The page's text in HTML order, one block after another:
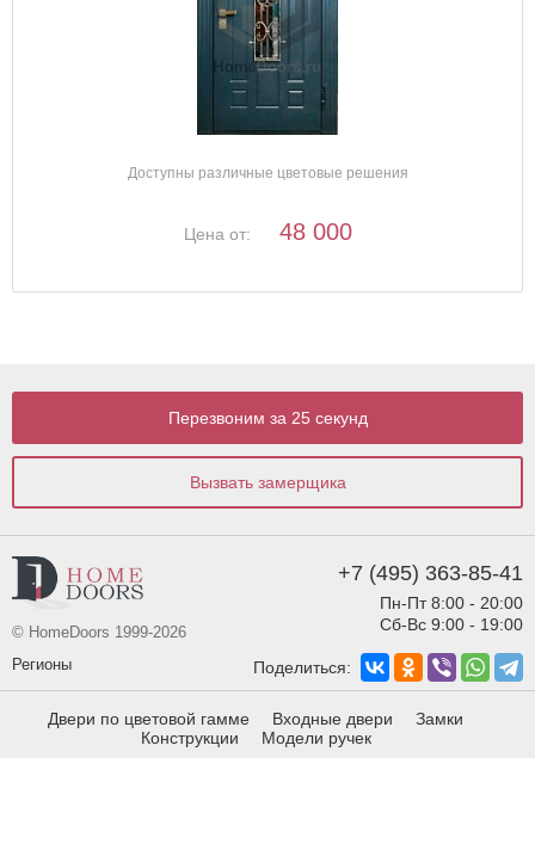
Доступны различные цветовые решения
Цена от: 48 000
Перезвоним за 25 секунд
Вызвать замерщика
© HomeDoors 1999-2026
Регионы
Двери по цветовой гамме Входные двери
Замки
Конструкции
Модели ручек
+7 (495) 363-85-41
Пн-Пт 8:00 - 20:00
Сб-Вс 9:00 - 19:00
Поделиться: